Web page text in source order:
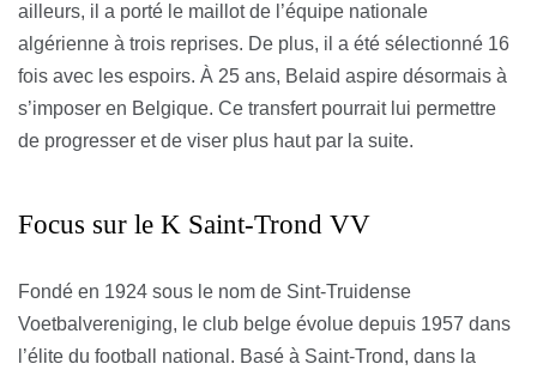
ailleurs, il a porté le maillot de l’équipe nationale
algérienne à trois reprises. De plus, il a été sélectionné 16
fois avec les espoirs. À 25 ans, Belaid aspire désormais à
s’imposer en Belgique. Ce transfert pourrait lui permettre
de progresser et de viser plus haut par la suite.
Focus sur le K Saint-Trond VV
Fondé en 1924 sous le nom de Sint-Truidense
Voetbalvereniging, le club belge évolue depuis 1957 dans
l’élite du football national. Basé à Saint-Trond, dans la